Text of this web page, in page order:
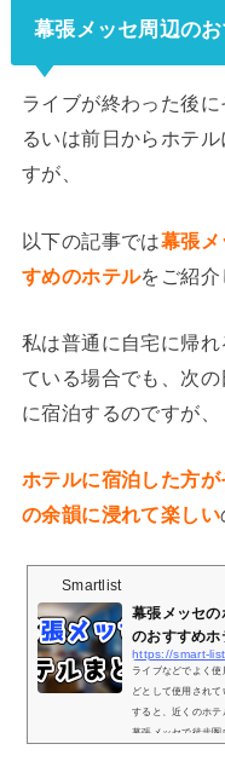
幕張メッセ周辺のお
ライブが終わった後
るいは前日からホテ
すが、
以下の記事では幕張メ
すめのホテルをご紹介
私は普通に自宅に帰
ている場合でも、次
に宿泊するのですが、
ホテルに宿泊した方
の余韻に浸れて楽しい
Smartlist
幕張メッセ
のおすすめホ
https://smart-
ライブなどでよく
どとして使用され
すると、近くのホテ
幕張メッセで徒歩